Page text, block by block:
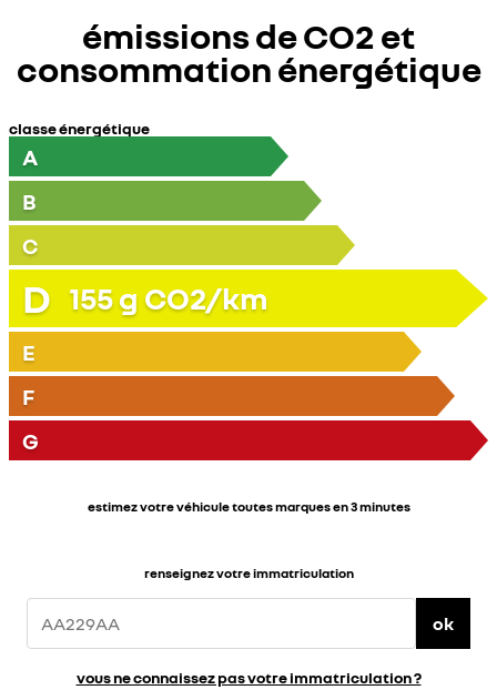
émissions de CO2 et
consommation énergétique
classe énergétique
A
B
C
D 155g CO2/km
E
F
G
estimez votre véhicule toutes marques en 3 minutes
renseignez votre immatriculation
ok
vous ne connaissez pas votre immatriculation ?